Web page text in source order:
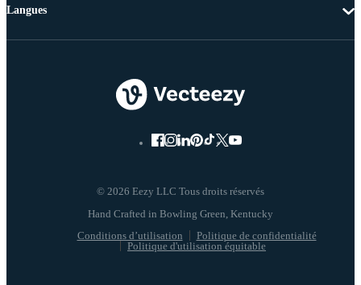
© 2026 Eezy LLC Tous droits réservés
Conditions d’utilisation
Politique de confidentialité
Politique d'utilisation équitable
Langues